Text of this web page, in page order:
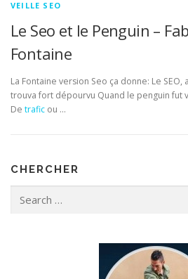
VEILLE SEO
Le Seo et le Penguin –
Fontaine
La Fontaine version Seo ça donne: Le SEO,
trouva fort dépourvu Quand le penguin fut
De trafic ou …
CHERCHER